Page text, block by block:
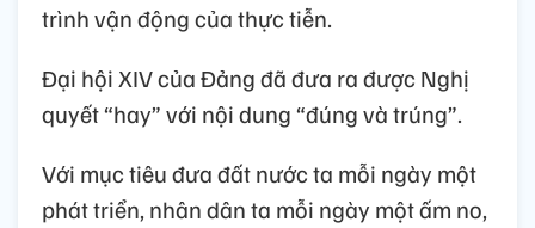
trình vận động của thực tiễn.
Đại hội XIV của Đảng đã đưa ra được Nghị
quyết “hay” với nội dung “đúng và trúng”.
Với mục tiêu đưa đất nước ta mỗi ngày một
phát triển, nhân dân ta mỗi ngày một ấm no,